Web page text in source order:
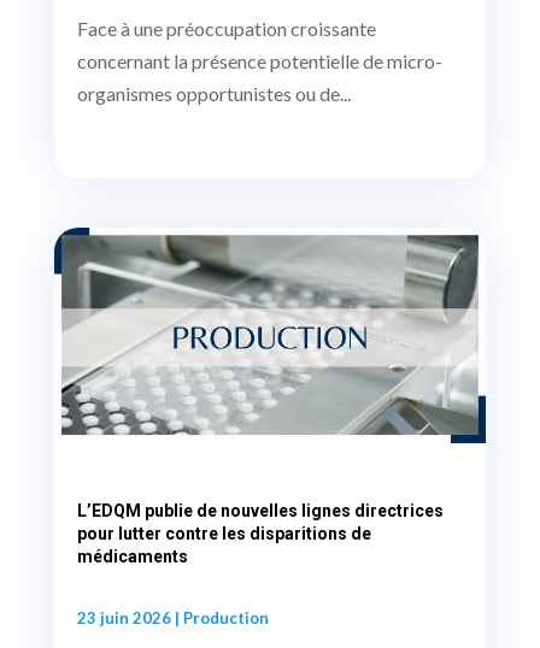
Face à une préoccupation croissante
concernant la présence potentielle de micro-
organismes opportunistes ou de...
L’EDQM publie de nouvelles lignes directrices
pour lutter contre les disparitions de
médicaments
23 juin 2026| Production